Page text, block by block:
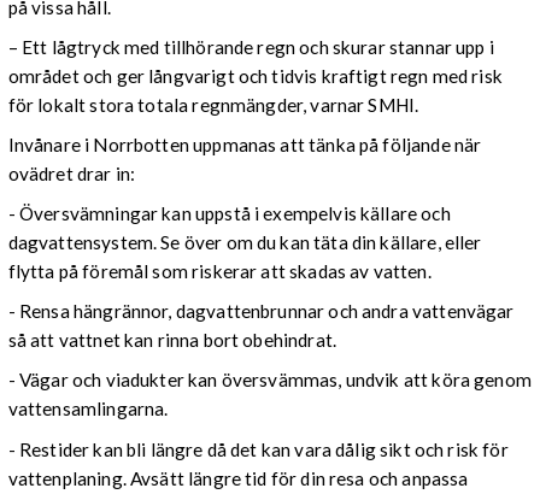
på vissa håll.
– Ett lågtryck med tillhörande regn och skurar stannar upp i
området och ger långvarigt och tidvis kraftigt regn med risk
för lokalt stora totala regnmängder, varnar SMHI.
Invånare i Norrbotten uppmanas att tänka på följande när
ovädret drar in:
- Översvämningar kan uppstå i exempelvis källare och
dagvattensystem. Se över om du kan täta din källare, eller
flytta på föremål som riskerar att skadas av vatten.
- Rensa hängrännor, dagvattenbrunnar och andra vattenvägar
så att vattnet kan rinna bort obehindrat.
- Vägar och viadukter kan översvämmas, undvik att köra genom
vattensamlingarna.
- Restider kan bli längre då det kan vara dålig sikt och risk för
vattenplaning. Avsätt längre tid för din resa och anpassa